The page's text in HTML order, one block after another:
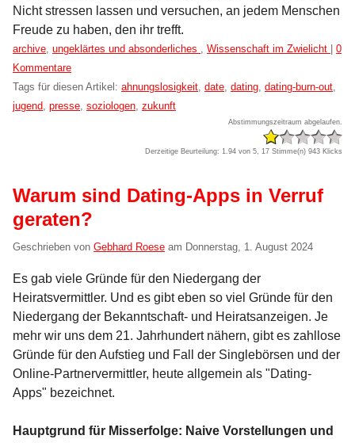
Nicht stressen lassen und versuchen, an jedem Menschen
Freude zu haben, den ihr trefft.
Kategorien:
archive, ungeklärtes und absonderliches , Wissenschaft im Zwielicht
0
Kommentare
Tags für diesen Artikel: ahnungslosigkeit, date, dating, dating-burn-out,
jugend, presse, soziologen, zukunft
Abstimmungszeitraum abgelaufen.
Derzeitige Beurteilung: 1.94 von 5, 17 Stimme(n) 943 Klicks
Warum sind Dating-Apps in Verruf
geraten?
Geschrieben von Gebhard Roese am Donnerstag, 1. August 2024
Es gab viele Gründe für den Niedergang der
Heiratsvermittler. Und es gibt eben so viel Gründe für den
Niedergang der Bekanntschaft- und Heiratsanzeigen. Je
mehr wir uns dem 21. Jahrhundert nähern, gibt es zahllose
Gründe für den Aufstieg und Fall der Singlebörsen und der
Online-Partnervermittler, heute allgemein als "Dating-
Apps" bezeichnet.
Hauptgrund für Misserfolge: Naive Vorstellungen und